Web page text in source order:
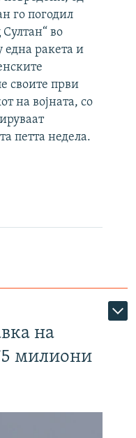
го погодил
во
една ракета и
своите први
на војната, со
петта недела.
на
милиони